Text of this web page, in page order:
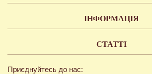
ІНФОРМАЦІЯ
СТАТТІ
Приєднуйтесь до нас: